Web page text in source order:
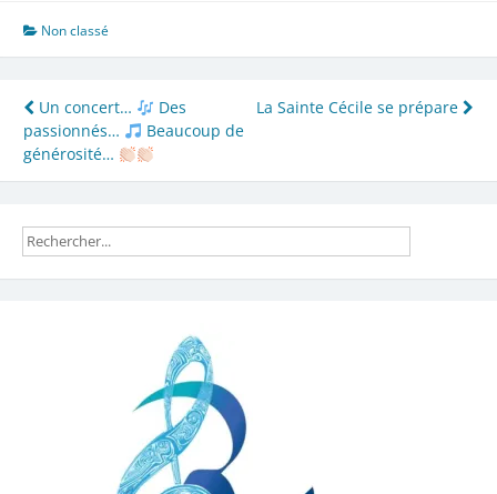
Non classé
Navigation
de
l’article
Un concert…
Des
passionnés…
Beaucoup de
générosité…
La Sainte Cécile se prépare